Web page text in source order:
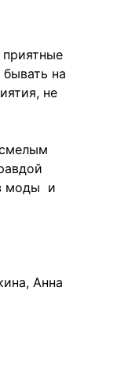
на
не
моды и
Анна